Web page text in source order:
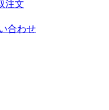
注文
合わせ